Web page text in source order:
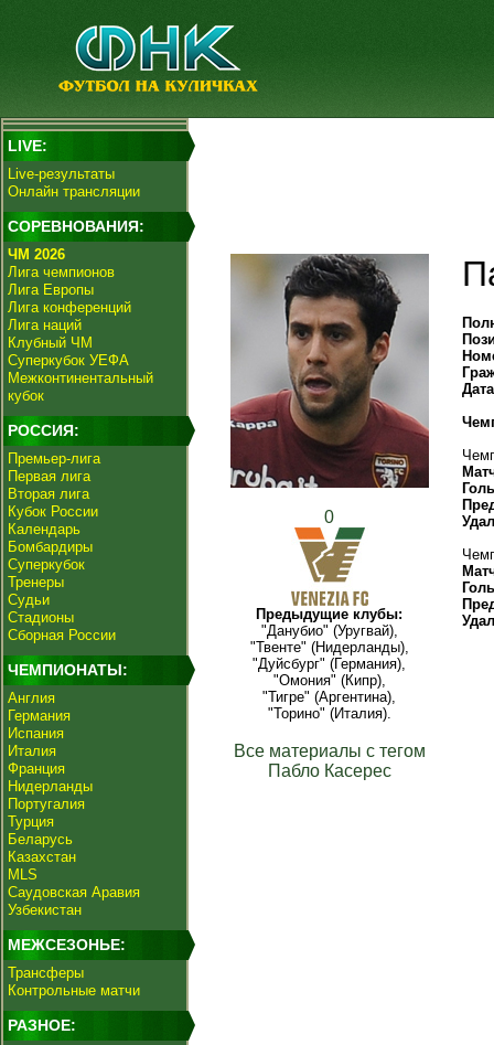
LIVE:
Live-результаты
Онлайн трансляции
СОРЕВНОВАНИЯ:
ЧМ 2026
Лига чемпионов
Лига Европы
Лига конференций
Лига наций
Клубный ЧМ
Суперкубок УЕФА
Межконтинентальный
кубок
РОССИЯ:
Премьер-лига
Первая лига
Вторая лига
Кубок России
Календарь
Бомбардиры
Суперкубок
Тренеры
Судьи
Стадионы
Сборная России
ЧЕМПИОНАТЫ:
Англия
Германия
Испания
Италия
Франция
Нидерланды
Португалия
Турция
Беларусь
Казахстан
MLS
Саудовская Аравия
Узбекистан
МЕЖСЕЗОНЬЕ:
Трансферы
Контрольные матчи
РАЗНОЕ:
0
Предыдущие клубы:
"Данубио" (Уругвай),
"Твенте" (Нидерланды),
"Дуйсбург" (Германия),
"Омония" (Кипр),
"Тигре" (Аргентина),
"Торино" (Италия).
Все материалы с тегом
Пабло Касерес